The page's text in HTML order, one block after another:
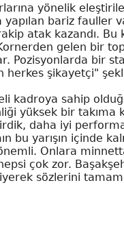
yönelik
yapılan bariz fauller
atak kazandı. Bu
gelen bir
Pozisyonlarda bir
herkes şikayetçi"
kadroya sahip
yüksek bir takıma
daha iyi
bu yarışın içinde
Onlara
çok zor.
sözlerini